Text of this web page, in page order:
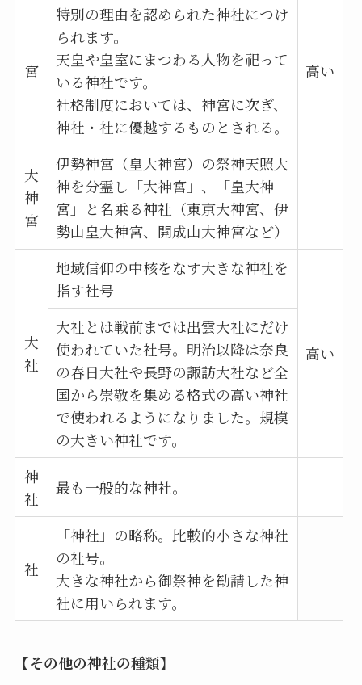
宮
特別の理由を認められた神社につけ
られます。
天皇や皇室にまつわる人物を祀って
いる神社です。
社格制度においては、神宮に次ぎ、
神社・社に優越するものとされる。
高い
大
神
宮
伊勢神宮（皇大神宮）の祭神天照大
神を分霊し「大神宮」、「皇大神
宮」と名乗る神社（東京大神宮、伊
勢山皇大神宮、開成山大神宮など）
大
社
地域信仰の中核をなす大きな神社を
指す社号
高い
大社とは戦前までは出雲大社にだけ
使われていた社号。明治以降は奈良
の春日大社や長野の諏訪大社など全
国から崇敬を集める格式の高い神社
で使われるようになりました。規模
の大きい神社です。
神
社
最も一般的な神社。
社
「神社」の略称。比較的小さな神社
の社号。
大きな神社から御祭神を勧請した神
社に用いられます。
【その他の神社の種類】